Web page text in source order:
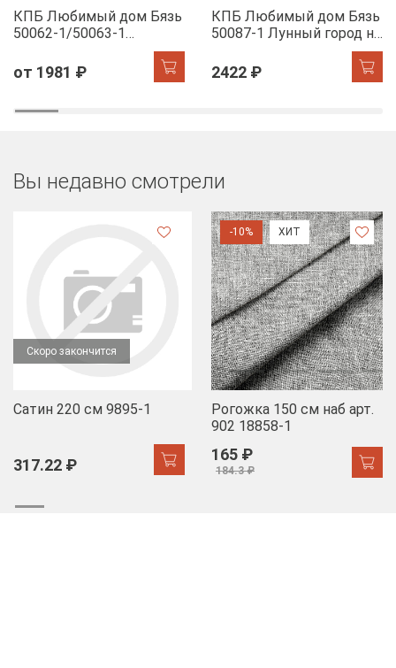
КПБ Любимый дом Бязь
50062-1/50063-1
от 1981 ₽
КПБ Любимый дом Бязь
50087-1 Лунный город н/
2422 ₽
Вы недавно смотрели
Скоро закончится
Сатин 220 см 9895-1
317.22 ₽
-10% ХИТ
Рогожка 150 см наб арт.
902 18858-1
165 ₽
184.3 ₽